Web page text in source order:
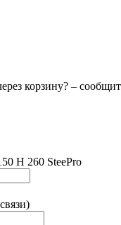
корзину? –
H 260 SteePro